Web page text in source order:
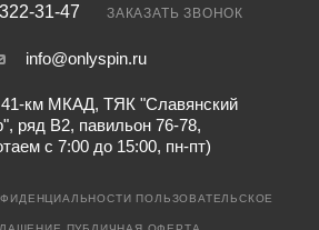
31-47 ЗАКАЗАТЬ ЗВОНОК
info@onlyspin.ru
км МКАД, ТЯК "Славянский
ряд В2, павильон 76-78,
с 7:00 до 15:00, пн-пт)
ПОЛЬЗОВАТЕЛЬСКОЕ